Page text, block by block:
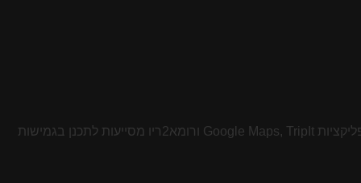
כאשר אתם מתכננים טיול, חשוב להיות גמישים. בעזרת כלים מתאימים, תוכלו לשנות תוכניות בקלות ולהנות מההפתעות שמחכות לכם. האפליקציות Google Maps, TripIt ורומא2ריו מסייעות לתכנן בגמישות